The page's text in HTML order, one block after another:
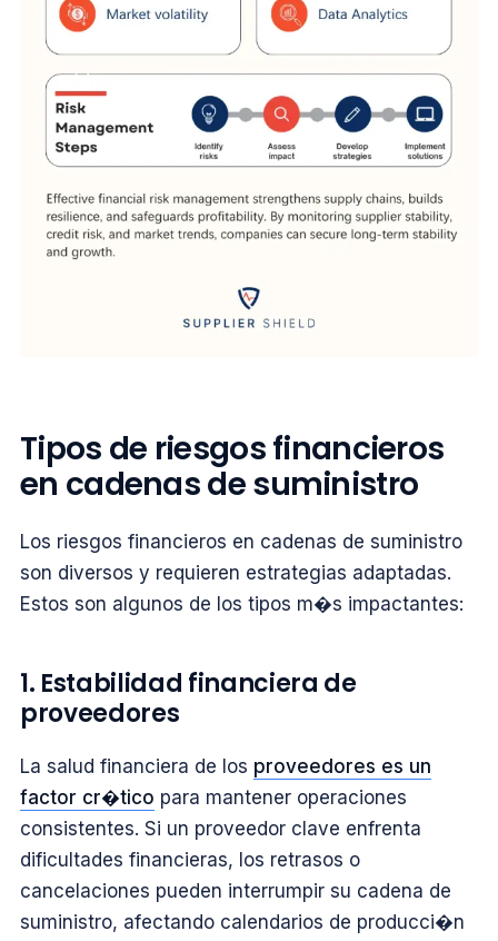
Tipos de riesgos financieros
en cadenas de suministro
Los riesgos financieros en cadenas de suministro
son diversos y requieren estrategias adaptadas.
Estos son algunos de los tipos m�s impactantes:
1. Estabilidad financiera de
proveedores
La salud financiera de los proveedores es un
factor cr�tico para mantener operaciones
consistentes. Si un proveedor clave enfrenta
dificultades financieras, los retrasos o
cancelaciones pueden interrumpir su cadena de
suministro, afectando calendarios de producci�n